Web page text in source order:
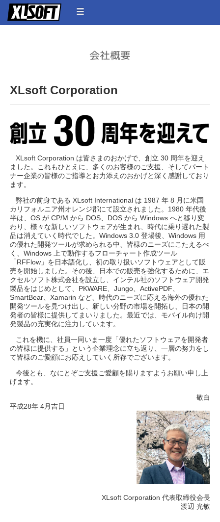
XLsoft Corporation
XLsoft Corporation は皆さまのおかげで、創立 30 周年を迎え
ました。これもひとえに、多くのお客様のご支援、そしてパート
ナー企業の皆様のご指導とお力添えのおかげと深く感謝しており
ます。
弊社の前身である XLsoft International は 1987 年 8 月に米国
カリフォルニア州オレンジ郡にて設立されました。1980 年代後
半は、OS が CP/M から DOS、DOS から Windows へと移り変
わり、様々な新しいソフトウェアが生まれ、時代に乗り遅れた製
品は消えていく時代でした。Windows 3.0 登場後、Windows 用
の優れた開発ツールが求められる中、皆様のニーズにこたえるべ
く、Windows 上で動作するフローチャート作成ツール
「RFFlow」を日本語化し、初の取り扱いソフトウェアとして販
売を開始しました。その後、日本での販売を強化するために、エ
クセルソフト株式会社を設立し、インテル社のソフトウェア開発
製品をはじめとして、PKWARE、Jungo、ActivePDF、
SmartBear、Xamarin など、時代のニーズに応える海外の優れた
開発ツールを見つけ出し、新しい分野の市場を開拓し、日本の開
発者の皆様に提供してまいりました。最近では、モバイル向け開
発製品の充実化に注力しています。
これを機に、社員一同いま一度「優れたソフトウェアを開発者
の皆様に提供する」という企業理念に立ち返り、一層の努力をし
て皆様のご愛顧にお応えしていく所存でございます。
今後とも、なにとぞご支援ご愛顧を賜りますようお願い申し上
げます。
敬白
平成28年 4月吉日
XLsoft Corporation 代表取締役会長
渡辺 光敏